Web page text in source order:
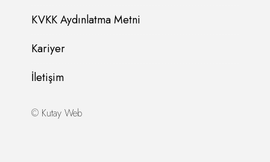
KVKK Aydınlatma Metni
Kariyer
İletişim
© Kutay Web